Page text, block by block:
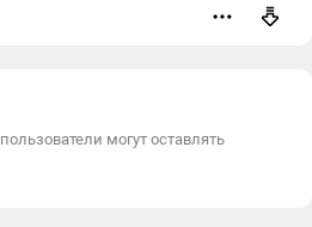
пользователи могут оставлять